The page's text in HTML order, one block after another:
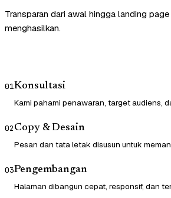
Transparan dari awal hingga landing
menghasilkan.
01Konsultasi
Kami pahami penawaran, target audiens,
02Copy & Desain
Pesan dan tata letak disusun untuk
03Pengembangan
Halaman dibangun cepat, responsif, dan